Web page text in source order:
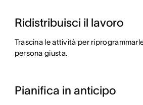
Ridistribuisci il lavoro
Trascina le attività per
persona giusta.
Pianifica in anticipo